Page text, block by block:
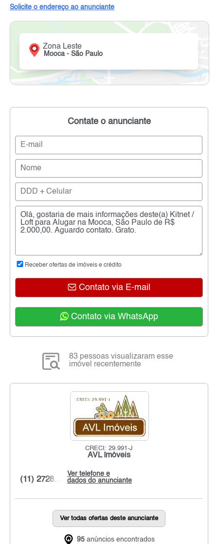
Solicite o endereço ao anunciante
Zona Leste
Mooca - São Paulo
Contate o anunciante
Receber ofertas de imóveis e crédito
Contato via E-mail
Contato via WhatsApp
83 pessoas visualizaram esse
imóvel recentemente
CRECI: 29.991-J
AVL Imóveis
Ver telefone e
dados do anunciante
(11) 2728...
Ver todas ofertas deste anunciante
95 anúncios encontrados